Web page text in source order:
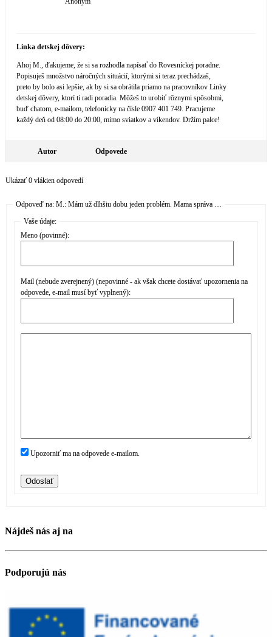
Linka detskej dôvery:
Ahoj M., ďakujeme, že si sa rozhodla napísať do Rovesníckej poradne.
Popisuješ množstvo náročných situácií, ktorými si teraz prechádzaš,
preto by bolo asi lepšie, ak by si sa obrátila priamo na pracovníkov Linky
detskej dôvery, ktorí ti radi poradia. Môžeš to urobiť rôznymi spôsobmi,
buď chatom, e-mailom, telefonicky na čísle 0907 401 749. Pra­cujeme
každý deň od 08:00 do 20:00, mimo sviatkov a víkendov. Držím palce!
Autor Odpovede
Ukázať 0 vlákien odpovedí
Odpoveď na: M.: Mám už dlhšiu dobu jeden problém. Mama správa …
Vaše údaje:
Meno (povinné):
Mail (nebude zverejnený) (nepovinné - ak však chcete dostávať upozornenia na
odpovede, e-mail musí byť vyplnený):
Upozorniť ma na odpovede e-mailom.
Odoslať
Nájdeš nás aj na
Podporujú nás